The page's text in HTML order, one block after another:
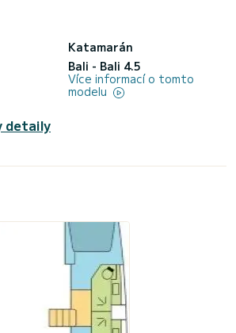
Katamarán
Bali - Bali 4.5
Více informací o tomto
modelu
detaily